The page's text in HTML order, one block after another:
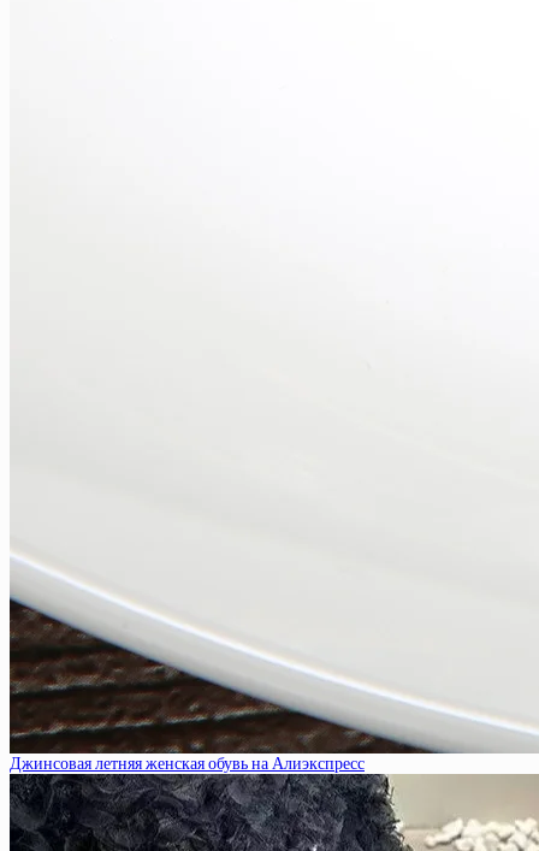
Джинсовая летняя женская обувь на Алиэкспресс